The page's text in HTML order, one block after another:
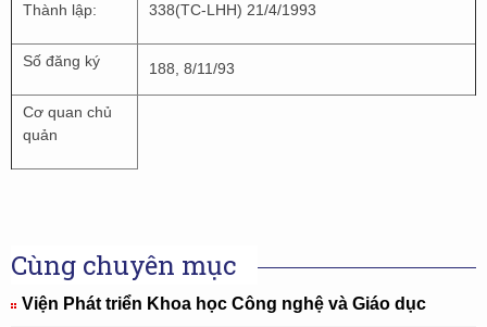
Thành lập: 338(TC-LHH) 21/4/1993
Số đăng ký 188, 8/11/93
Cơ quan chủ
quản
Cùng chuyên mục
Viện Phát triển Khoa học Công nghệ và Giáo dục